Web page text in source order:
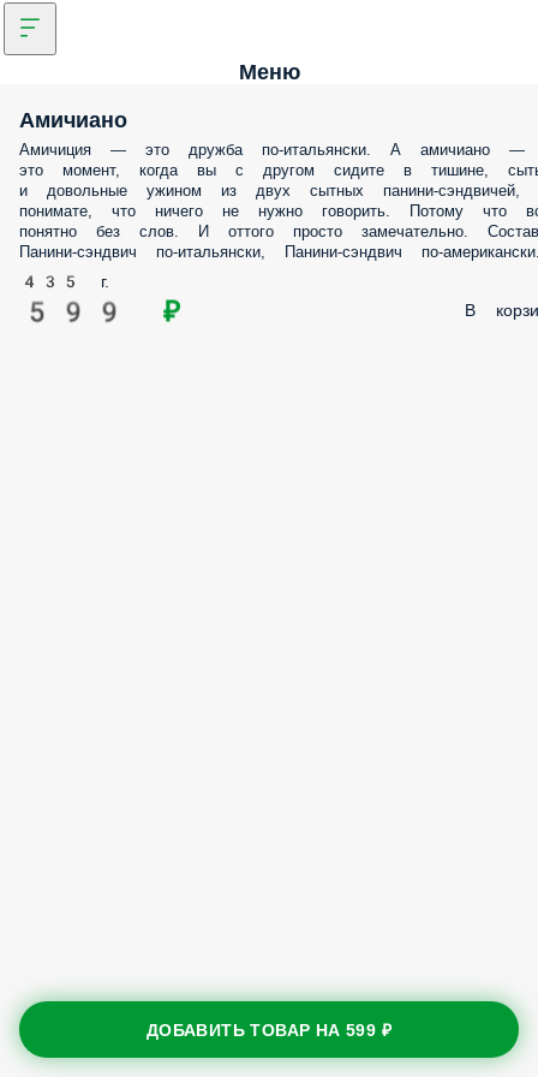
Меню
Амичиано
Амичиция — это дружба по-итальянски. А амичиано —
это момент, когда вы с другом сидите в тишине,
и довольные ужином из двух сытных панини-сэндвичей,
понимате, что ничего не нужно говорить. Потому что
понятно без слов. И оттого просто замечательно. Состав
Панини-сэндвич по-итальянски, Панини-сэндвич по-
435 г.
599 ₽ В
ДОБАВИТЬ ТОВАР НА599 ₽